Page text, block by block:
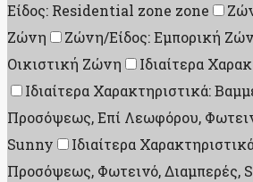
Είδος: Residential zone zone
Ζώνη
Ζώνη/Είδος: Εμπορική
Οικιστική Ζώνη
Ιδιαίτερα
Ιδιαίτερα Χαρακτηριστικά:
Προσόψεως, Επί Λεωφόρου,
Sunny
Ιδιαίτερα
Προσόψεως, Φωτεινό, Διαμπερές,